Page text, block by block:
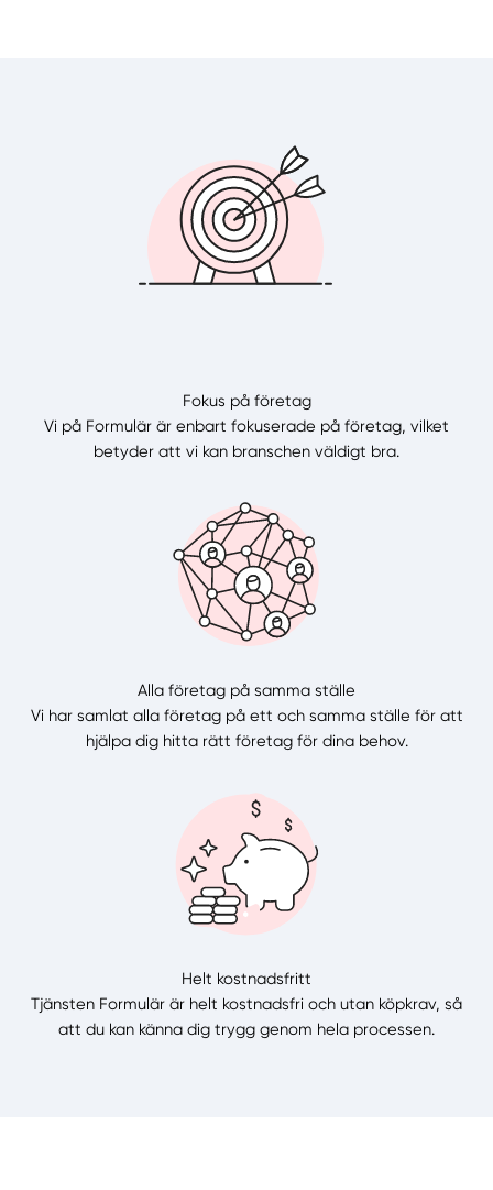
Fokus på företag
Vi på Formulär är enbart fokuserade på företag, vilket
betyder att vi kan branschen väldigt bra.
Alla företag på samma ställe
Vi har samlat alla företag på ett och samma ställe för att
hjälpa dig hitta rätt företag för dina behov.
Helt kostnadsfritt
Tjänsten Formulär är helt kostnadsfri och utan köpkrav, så
att du kan känna dig trygg genom hela processen.